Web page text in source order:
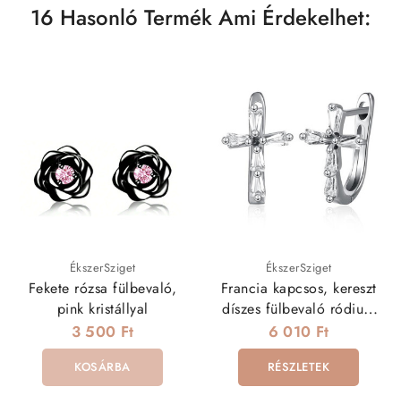
16 Hasonló Termék Ami Érdekelhet:
ÉkszerSziget
Fekete rózsa fülbevaló,
pink kristállyal
3 500 Ft
KOSÁRBA
ÉkszerSziget
Francia kapcsos, kereszt
díszes fülbevaló ródium
bevonattal
6 010 Ft
RÉSZLETEK